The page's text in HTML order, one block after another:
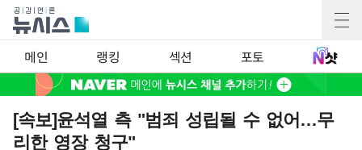
메인 랭킹 섹션 포토
[속보]윤석열 측 "범죄 성립될 수 없어…무
리한 영장 청구"